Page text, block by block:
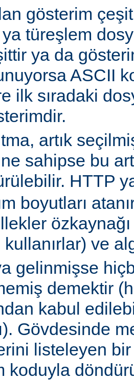
gösterim
türeşlem
ya da
ASCII
ilk sıradaki
artık
sahipse bu
HTTP
boyutları
ve
gelinmişse
demektir
kabul
Gövdesinde
listeleyen
koduyla